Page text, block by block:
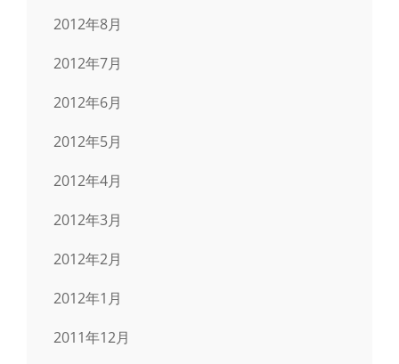
2012年8月
2012年7月
2012年6月
2012年5月
2012年4月
2012年3月
2012年2月
2012年1月
2011年12月